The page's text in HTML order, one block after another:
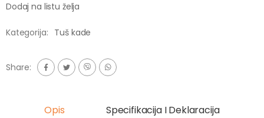
Dodaj na listu želja
Kategorija: Tuš kade
Share:
Opis
Specifikacija I Deklaracija